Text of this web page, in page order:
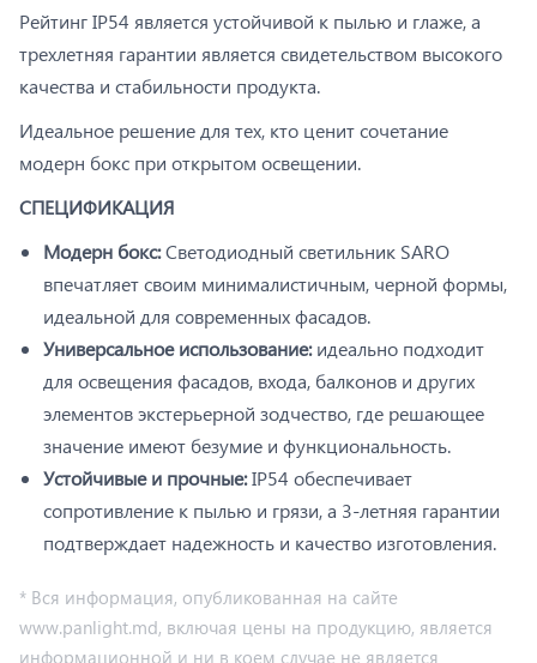
Рейтинг IP54 является устойчивой к пылью и глаже, а
трехлетняя гарантии является свидетельством высокого
качества и стабильности продукта.
Идеальное решение для тех, кто ценит сочетание
модерн бокс при открытом освещении.
СПЕЦИФИКАЦИЯ
Модерн бокс:Светодиодный светильник SARO
впечатляет своим минималистичным, черной формы,
идеальной для современных фасадов.
Универсальное использование:идеально подходит
для освещения фасадов, входа, балконов и других
элементов экстерьерной зодчество, где решающее
значение имеют безумие и функциональность.
Устойчивые и прочные:IP54 обеспечивает
сопротивление к пылью и грязи, а 3-летняя гарантии
подтверждает надежность и качество изготовления.
* Вся информация, опубликованная на сайте
www.panlight.md, включая цены на продукцию, является
информационной и ни в коем случае не является